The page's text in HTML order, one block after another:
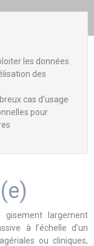
les données
des
cas d’usage
pour
gisement largement
à l’échelle d’un
ou cliniques,